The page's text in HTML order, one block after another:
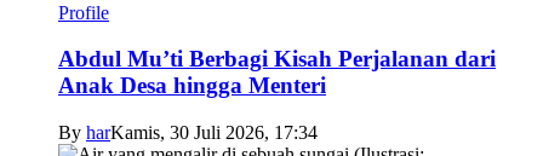
Profile
Abdul Mu’ti Berbagi Kisah Perjalanan dari
Anak Desa hingga Menteri
By harKamis, 30 Juli 2026, 17:34